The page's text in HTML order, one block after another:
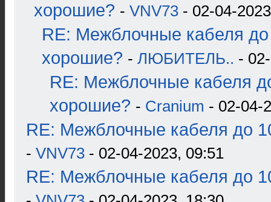
хорошие? - VNV73 - 02-04-
RE: Межблочные кабеля до
хорошие? - ЛЮБИТЕЛЬ.. -
RE: Межблочные кабеля
хорошие? - Cranium - 02-04-
RE: Межблочные кабеля до
- VNV73 - 02-04-2023, 09:51
RE: Межблочные кабеля до